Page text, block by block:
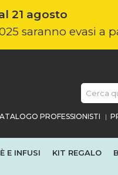
21 agosto
saranno evasi a
PROFESSIONISTI
E INFUSI KIT REGALO